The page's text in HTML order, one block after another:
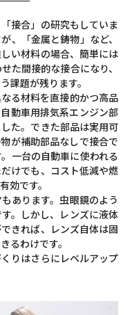
接合」の研究もしていま
、「金属と鋳物」など、
い材料の場合、簡単には
た間接的な接合になり、
課題が残ります。
る材料を直接的かつ高品
動車用排気系エンジン部
た。できた部品は実用可
が補助部品なしで接合で
一台の自動車に使われる
けでも、コスト低減や燃
効です。
あります。虫眼鏡のよう
。しかし、レンズに液体
きれば、レンズ自体は固
るわけです。
りはさらにレベルアップ